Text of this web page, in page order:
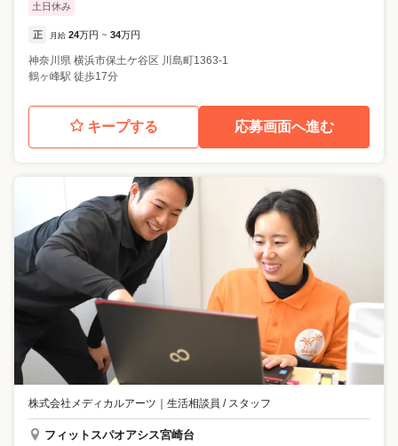
土日休み
正 月給 24万円 ~ 34万円
神奈川県 横浜市保土ケ谷区 川島町1363-1
鶴ヶ峰駅 徒歩17分
キープする 応募画面へ進む
株式会社メディカルアーツ ｜ 生活相談員 / スタッフ
フィットスパオアシス宮崎台